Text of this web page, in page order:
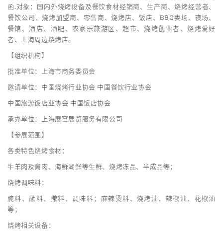
函.对象：国内外烧烤设备及餐饮食材经销商、生产商、烧烤经营者、
餐饮公司、烧烤加盟商、零售商、烧烤店、饭店、BBQ卖场、夜场、
餐馆、酒店、酒吧、农家乐旅游区、超市、烧烤创业者、烧烤爱好
者、上海周边烧烤店。
【组织机构】
批准单位：上海市商务委员会
邀请单位：中国烧烤行业协会 中国餐饮行业协会
中国旅游饭店业协会 中国饭店协会
承办单位：上海展窑展览服务有限公司
【参展范围】
各类特色烧烤食材：
牛羊肉及禽肉、海鲜湖鲜等生鲜、烧烤冻品、半成品等；
烧烤调味料：
腌料、蘸料、撒料、调味料；麻辣烫料、烧烤油、辣椒油、花椒油
等；
烧烤相关设备：